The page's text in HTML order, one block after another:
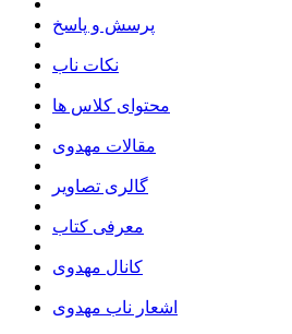
پرسش و پاسخ
نکات ناب
محتوای کلاس ها
مقالات مهدوی
گالری تصاویر
معرفی کتاب
کانال مهدوی
اشعار ناب مهدوی